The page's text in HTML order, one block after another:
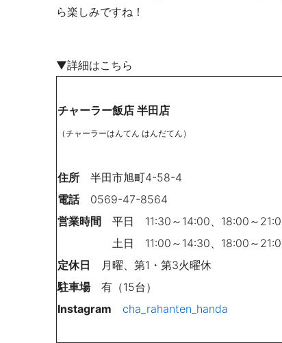
ら楽しみですね！
▼詳細はこちら
チャーラー飯店 半田店
（チャーラーはんてん はんだてん）
住所 半田市旭町4-58-4
電話0569-47-8564
営業時間 平日 11:30～14:00、18:00～
土日 11:00～14:30、18:00～
定休日 月曜、第1・第3火曜休
駐車場有（15台）
Instagram
cha_rahanten_handa